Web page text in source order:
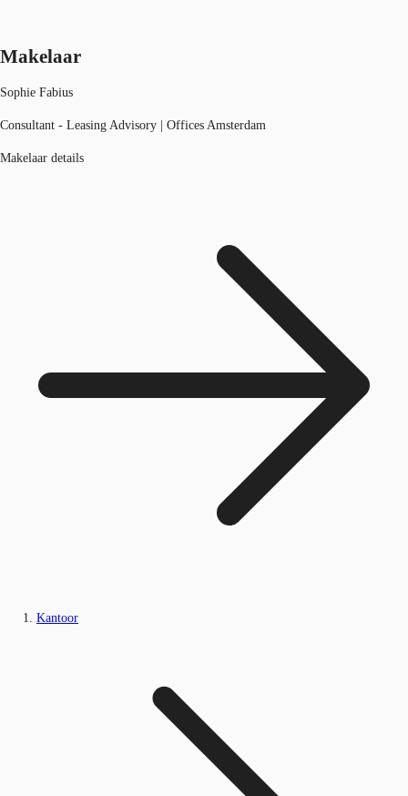
Makelaar
Sophie Fabius
Consultant - Leasing Advisory | Offices Amsterdam
Makelaar details
Kantoor